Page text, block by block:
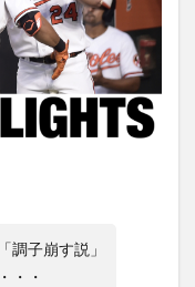
調子崩す説」
・・